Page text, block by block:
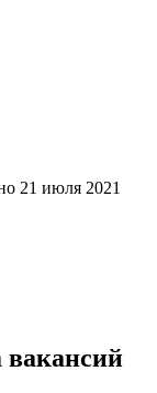
21 июля 2021